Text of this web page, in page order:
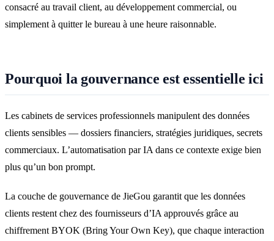
consacré au travail client, au développement commercial, ou
simplement à quitter le bureau à une heure raisonnable.
Pourquoi la gouvernance est essentielle ici
Les cabinets de services professionnels manipulent des données
clients sensibles — dossiers financiers, stratégies juridiques, secrets
commerciaux. L’automatisation par IA dans ce contexte exige bien
plus qu’un bon prompt.
La couche de gouvernance de JieGou garantit que les données
clients restent chez des fournisseurs d’IA approuvés grâce au
chiffrement BYOK (Bring Your Own Key), que chaque interaction